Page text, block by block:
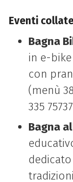
Eventi
Bagna
in e-
con
(menù
335
Bagna